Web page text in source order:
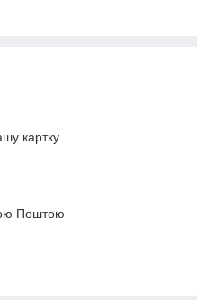
картку
Поштою